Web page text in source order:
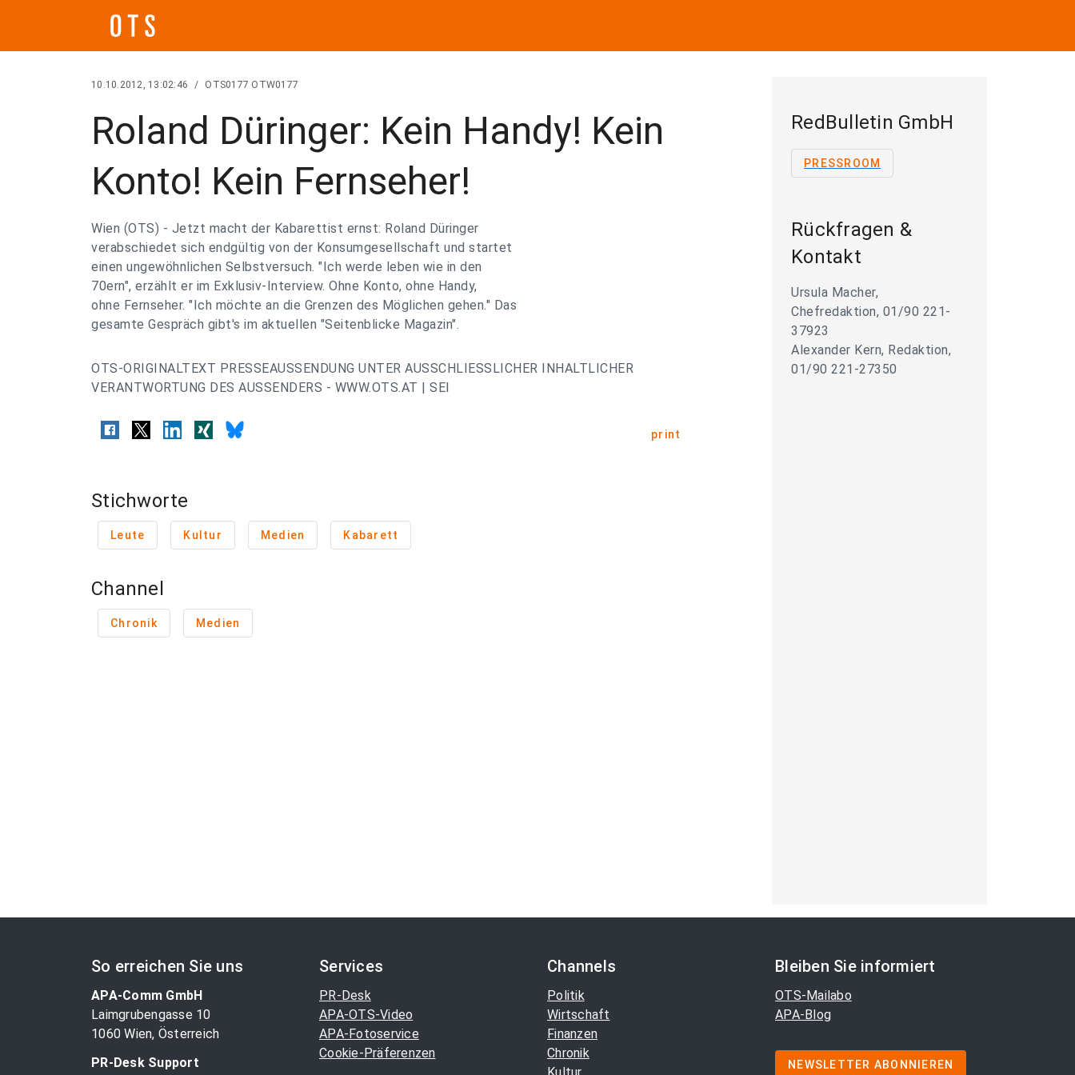
10.10.2012, 13:02:46 / OTS0177 OTW0177
Roland Düringer: Kein Handy! Kein
Konto! Kein Fernseher!
Wien (OTS) - Jetzt macht der Kabarettist ernst: Roland Düringer
verabschiedet sich endgültig von der Konsumgesellschaft und startet
einen ungewöhnlichen Selbstversuch. "Ich werde leben wie in den
70ern", erzählt er im Exklusiv-Interview. Ohne Konto, ohne Handy,
ohne Fernseher. "Ich möchte an die Grenzen des Möglichen gehen." Das
gesamte Gespräch gibt's im aktuellen "Seitenblicke Magazin".
OTS-ORIGINALTEXT PRESSEAUSSENDUNG UNTER AUSSCHLIESSLICHER INHALTLICHER
VERANTWORTUNG DES AUSSENDERS - WWW.OTS.AT | SEI
print
Stichworte
Leute Kultur Medien Kabarett
Channel
Chronik Medien
RedBulletin GmbH
PRESSROOM
Rückfragen &
Kontakt
Ursula Macher,
Chefredaktion, 01/90 221-
37923
Alexander Kern, Redaktion,
01/90 221-27350
So erreichen Sie uns
APA-Comm GmbH
Laimgrubengasse 10
1060 Wien, Österreich
PR-Desk Support
Services
PR-Desk
APA-OTS-Video
APA-Fotoservice
Cookie-Präferenzen
Channels
Politik
Wirtschaft
Finanzen
Chronik
Bleiben Sie informiert
OTS-Mailabo
APA-Blog
NEWSLETTER ABONNIEREN